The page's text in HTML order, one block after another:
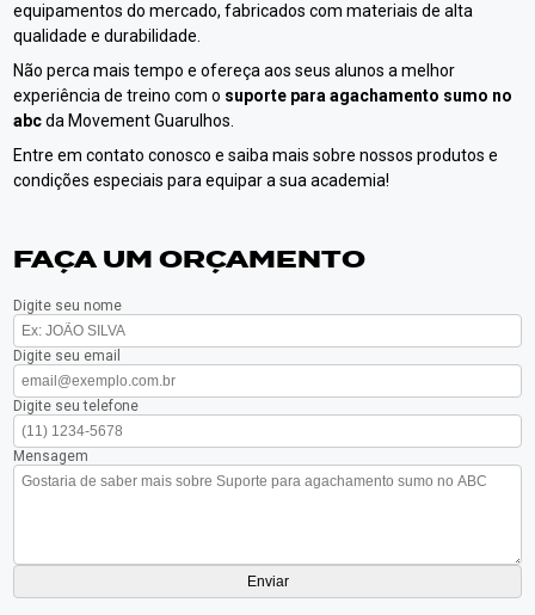
equipamentos do mercado, fabricados com materiais de alta
qualidade e durabilidade.
Não perca mais tempo e ofereça aos seus alunos a melhor
experiência de treino com o suporte para agachamento sumo no
abcda Movement Guarulhos.
Entre em contato conosco e saiba mais sobre nossos produtos e
condições especiais para equipar a sua academia!
FAÇA UM ORÇAMENTO
Digite seu nome
Digite seu email
Digite seu telefone
Mensagem